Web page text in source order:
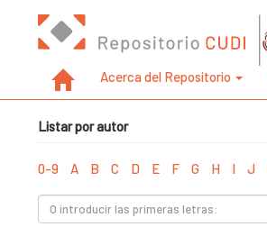
Acerca del Repositorio
Listar por autor
0-9 A B C D E F G H I J